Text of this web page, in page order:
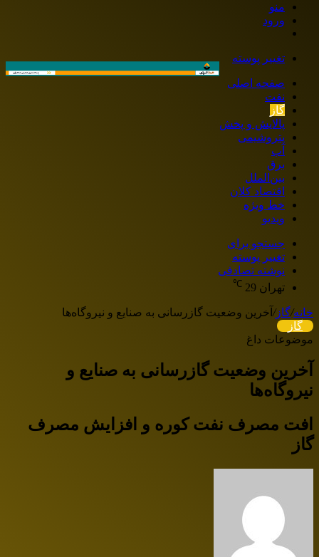
منو
ورود
تغییر پوسته
صفحه اصلی
نفت
گاز
پالایش و پخش
پتروشیمی
آب
برق
بین‌الملل
اقتصاد کلان
خط ویژه
ویدیو
جستجو برای
تغییر پوسته
نوشته تصادفی
تهران 29
℃
خانه/گاز/ آخرین وضعیت گازرسانی به صنایع و نیروگاه‌ها
گاز
موضوعات داغ
آخرین وضعیت گازرسانی به صنایع و
نیروگاه‌ها
افت مصرف نفت کوره و افزایش مصرف
گاز